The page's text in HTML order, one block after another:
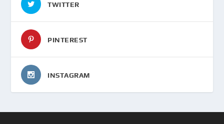
TWITTER
PINTEREST
INSTAGRAM